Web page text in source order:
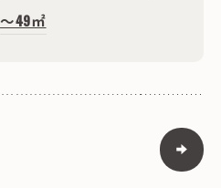
〜49㎡